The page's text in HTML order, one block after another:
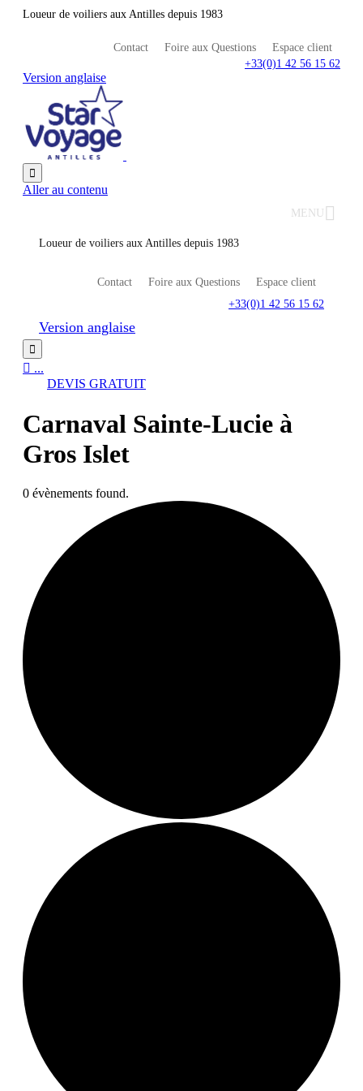
Loueur de voiliers aux Antilles depuis 1983
Contact Foire aux Questions
Espace client
+33(0)1 42 56 15 62
Version anglaise

Aller au contenu
MENU
Loueur de voiliers aux Antilles depuis 1983
Contact Foire aux Questions
Espace client
+33(0)1 42 56 15 62
Version anglaise

 ...
DEVIS GRATUIT
Carnaval Sainte-Lucie à
Gros Islet
0 évènements found.